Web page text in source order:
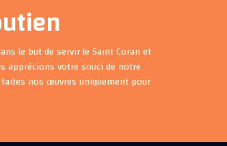
le but de servir le Saint Coran et
apprécions votre souci de notre
nos œuvres uniquement pour